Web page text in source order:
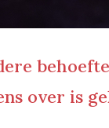
over is